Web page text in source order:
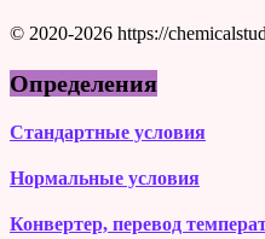
© 2020-2026 https://
Определения
Стандартные условия
Нормальные условия
Конвертер, перевод